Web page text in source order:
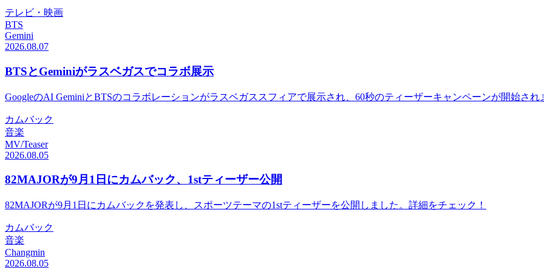
テレビ・映画
BTS
Gemini
2026.08.07
BTSとGeminiがラスベガスでコラボ展示
GoogleのAI GeminiとBTSのコラボレーションがラスベガススフィアで展示され、60秒のティーザーキャンペーンが開始され
カムバック
音楽
MV/Teaser
2026.08.05
82MAJORが9月1日にカムバック、1stティーザー公開
82MAJORが9月1日にカムバックを発表し、スポーツテーマの1stティーザーを公開しました。詳細をチェック！
カムバック
音楽
Changmin
2026.08.05